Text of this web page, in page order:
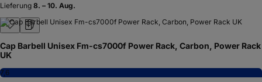
Lieferung 8. – 10. Aug.
Cap Barbell Unisex Fm-cs7000f Power Rack, Carbon, Power Rack
UK
7,6